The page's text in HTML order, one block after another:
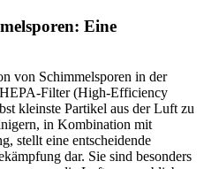
Eine
von Schimmelsporen in der
Filter (High-Efficiency
kleinste Partikel aus der Luft zu
in Kombination mit
stellt eine entscheidende
dar. Sie sind besonders